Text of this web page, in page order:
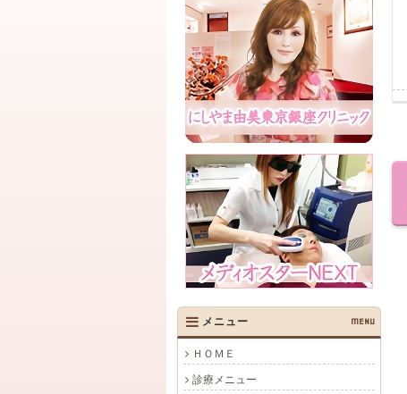
メニュー MENU
ＨＯＭＥ
診療メニュー